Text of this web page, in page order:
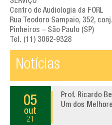
Centro de Audiologia da FORL
Rua Teodoro Sampaio, 352,
Pinheiros – São Paulo (SP)
Tel. (11) 3062-9328
Notícias
05
out
21
Prof. Ricardo
Um dos